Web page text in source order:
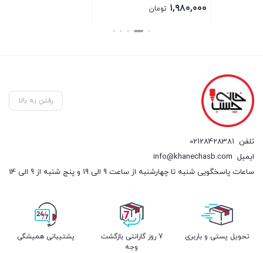
رفتن به بالا
تلفن 02128428381
ایمیل info@khanechasb.com
ساعات پاسخگویی شنبه تا چهارشنبه از ساعت 9 الی 19 و پنج شنبه از 9 الی 14
تحویل پستی و باربری
7 روز گارانتی بازگشت
وجه
پشتیبانی همیشگی